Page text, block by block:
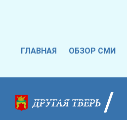
ГЛАВНАЯ ОБЗОР СМИ